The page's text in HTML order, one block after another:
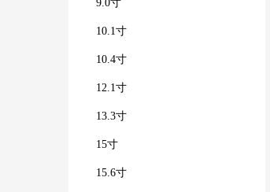
9.0寸
10.1寸
10.4寸
12.1寸
13.3寸
15寸
15.6寸